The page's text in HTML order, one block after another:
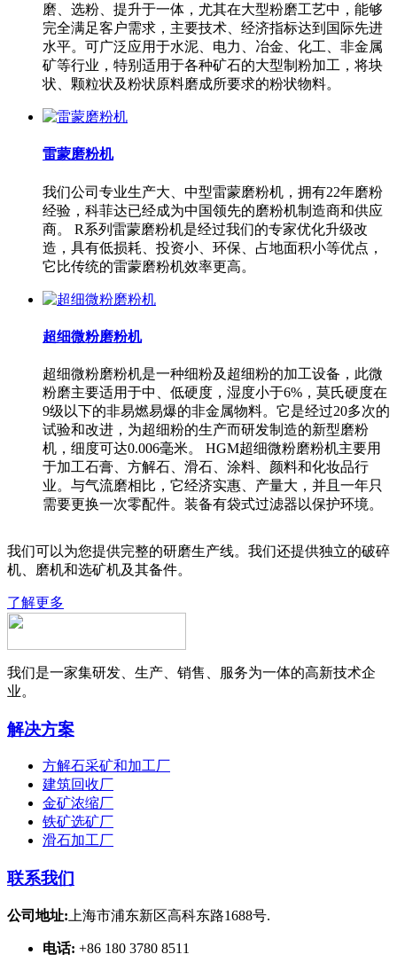
磨、选粉、提升于一体，尤其在大型粉磨工艺中，能够
完全满足客户需求，主要技术、经济指标达到国际先进
水平。可广泛应用于水泥、电力、冶金、化工、非金属
矿等行业，特别适用于各种矿石的大型制粉加工，将块
状、颗粒状及粉状原料磨成所要求的粉状物料。
雷蒙磨粉机
我们公司专业生产大、中型雷蒙磨粉机，拥有22年磨粉
经验，科菲达已经成为中国领先的磨粉机制造商和供应
商。 R系列雷蒙磨粉机是经过我们的专家优化升级改
造，具有低损耗、投资小、环保、占地面积小等优点，
它比传统的雷蒙磨粉机效率更高。
超细微粉磨粉机
超细微粉磨粉机是一种细粉及超细粉的加工设备，此微
粉磨主要适用于中、低硬度，湿度小于6%，莫氏硬度在
9级以下的非易燃易爆的非金属物料。它是经过20多次的
试验和改进，为超细粉的生产而研发制造的新型磨粉
机，细度可达0.006毫米。 HGM超细微粉磨粉机主要用
于加工石膏、方解石、滑石、涂料、颜料和化妆品行
业。与气流磨相比，它经济实惠、产量大，并且一年只
需要更换一次零配件。装备有袋式过滤器以保护环境。
我们可以为您提供完整的研磨生产线。我们还提供独立的破碎
机、磨机和选矿机及其备件。
了解更多
我们是一家集研发、生产、销售、服务为一体的高新技术企
业。
解决方案
方解石采矿和加工厂
建筑回收厂
金矿浓缩厂
铁矿选矿厂
滑石加工厂
联系我们
公司地址: 上海市浦东新区高科东路1688号.
电话: +86 180 3780 8511